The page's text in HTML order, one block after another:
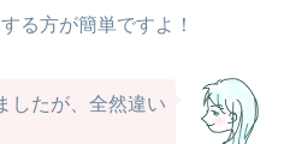
る方が簡単ですよ！
したが、全然違い